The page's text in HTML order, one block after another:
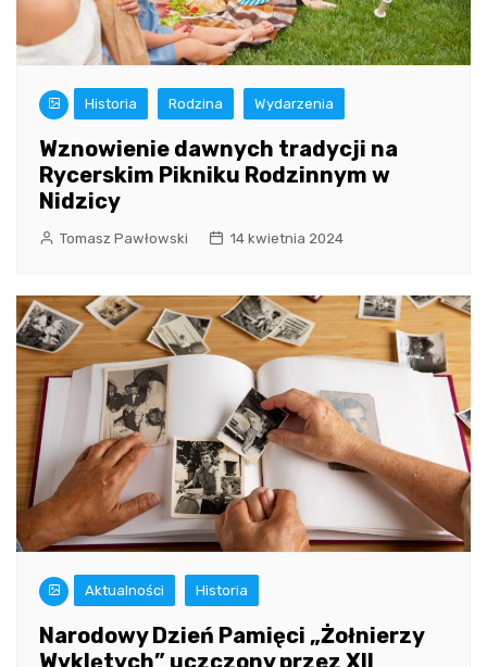
Historia Rodzina Wydarzenia
Wznowienie dawnych tradycji na
Rycerskim Pikniku Rodzinnym w
Nidzicy
Tomasz Pawłowski 14 kwietnia 2024
Aktualności Historia
Narodowy Dzień Pamięci „Żołnierzy
Wyklętych” uczczony przez XII